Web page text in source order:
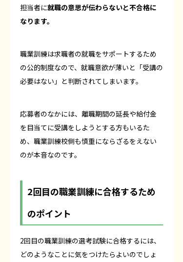
担当者に就職の意思が伝わらないと不合格に
なります。
職業訓練は求職者の就職をサポートするため
の公的制度なので、就職意欲が薄いと「受講の
必要はない」と判断されてしまいます。
応募者のなかには、離職期間の延長や給付金
を目当てに受講をしようとする方もいるた
め、職業訓練校側も慎重にならざるをえない
のが本音なのです。
2回目の職業訓練に合格するため
のポイント
2回目の職業訓練の選考試験に合格するには、
どのようなことに気をつけたらよいのでしょ